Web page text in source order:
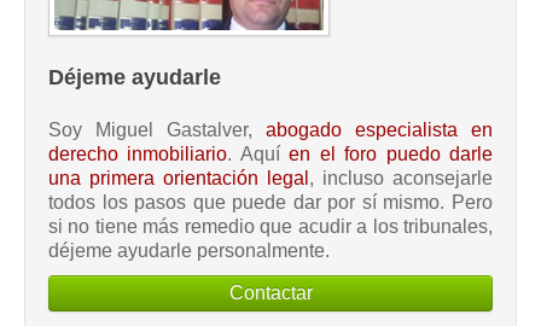
Déjeme ayudarle
Soy Miguel Gastalver, abogado especialista en
derecho inmobiliario. Aquíen el foro puedo darle
una primera orientación legal , incluso aconsejarle
todos los pasos que puede dar por sí mismo. Pero
si no tiene más remedio que acudir a los tribunales,
déjeme ayudarle personalmente.
Contactar